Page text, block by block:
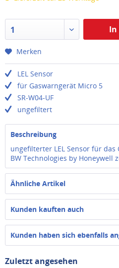
1 In
Merken
LEL Sensor
für Gaswarngerät Micro 5
SR-W04-UF
ungefiltert
Beschreibung
ungefilterter LEL Sensor für
BW Technologies by Honeywell
Ähnliche Artikel
Kunden kauften auch
Kunden haben sich ebenfalls
Zuletzt angesehen